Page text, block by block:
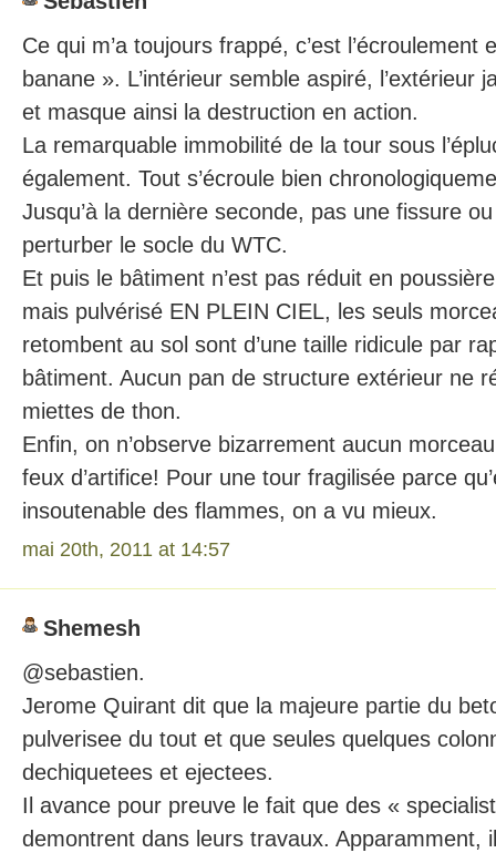
Ce qui m’a toujours frappé, c’est l’écroulement
banane ». L’intérieur semble aspiré, l’extérieur
et masque ainsi la destruction en action.
La remarquable immobilité de la tour sous
également. Tout s’écroule bien
Jusqu’à la dernière seconde, pas une fissure
perturber le socle du WTC.
Et puis le bâtiment n’est pas réduit en
mais pulvérisé EN PLEIN CIEL, les seuls
retombent au sol sont d’une taille ridicule par
bâtiment. Aucun pan de structure extérieur ne
miettes de thon.
Enfin, on n’observe bizarrement aucun
feux d’artifice! Pour une tour fragilisée parce
insoutenable des flammes, on a vu mieux.
mai 20th, 2011 at 14:57
Shemesh
@sebastien.
Jerome Quirant dit que la majeure partie du
pulverisee du tout et que seules quelques
dechiquetees et ejectees.
Il avance pour preuve le fait que des «
demontrent dans leurs travaux. Apparamment, il